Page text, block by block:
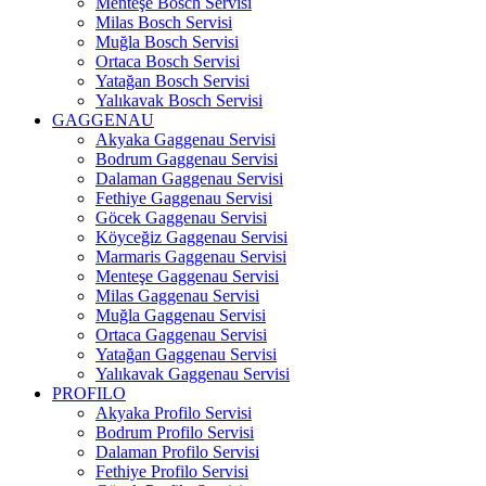
Milas Bosch Servisi
Muğla Bosch Servisi
Ortaca Bosch Servisi
Yatağan Bosch Servisi
Yalıkavak Bosch Servisi
GAGGENAU
Akyaka Gaggenau Servisi
Bodrum Gaggenau Servisi
Dalaman Gaggenau Servisi
Fethiye Gaggenau Servisi
Göcek Gaggenau Servisi
Köyceğiz Gaggenau Servisi
Marmaris Gaggenau Servisi
Menteşe Gaggenau Servisi
Milas Gaggenau Servisi
Muğla Gaggenau Servisi
Ortaca Gaggenau Servisi
Yatağan Gaggenau Servisi
Yalıkavak Gaggenau Servisi
PROFILO
Akyaka Profilo Servisi
Bodrum Profilo Servisi
Dalaman Profilo Servisi
Fethiye Profilo Servisi